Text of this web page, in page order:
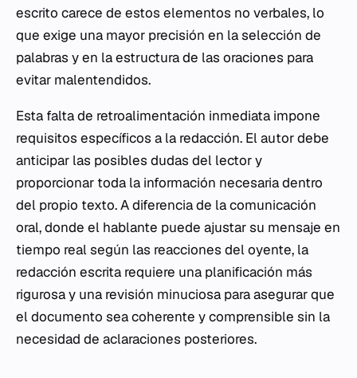
escrito carece de estos elementos no verbales, lo
que exige una mayor precisión en la selección de
palabras y en la estructura de las oraciones para
evitar malentendidos.
Esta falta de retroalimentación inmediata impone
requisitos específicos a la redacción. El autor debe
anticipar las posibles dudas del lector y
proporcionar toda la información necesaria dentro
del propio texto. A diferencia de la comunicación
oral, donde el hablante puede ajustar su mensaje en
tiempo real según las reacciones del oyente, la
redacción escrita requiere una planificación más
rigurosa y una revisión minuciosa para asegurar que
el documento sea coherente y comprensible sin la
necesidad de aclaraciones posteriores.